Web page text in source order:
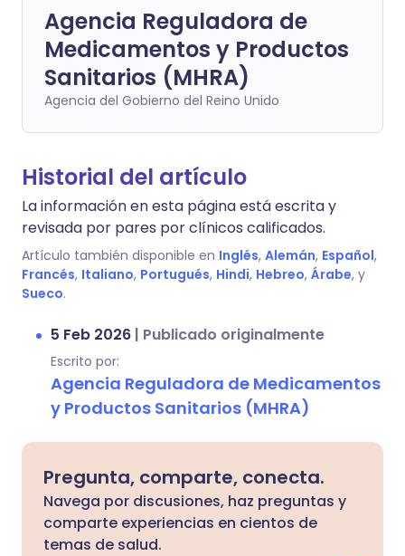
Agencia Reguladora de
Medicamentos y Productos
Sanitarios (MHRA)
Agencia del Gobierno del Reino Unido
Historial del artículo
La información en esta página está escrita y
revisada por pares por clínicos calificados.
Artículo también disponible en Inglés, Alemán, Español,
Francés, Italiano, Portugués, Hindi, Hebreo, Árabe, y
Sueco.
5 Feb 2026 | Publicado originalmente
Escrito por:
Agencia Reguladora de Medicamentos
y Productos Sanitarios (MHRA)
Pregunta, comparte, conecta.
Navega por discusiones, haz preguntas y
comparte experiencias en cientos de
temas de salud.